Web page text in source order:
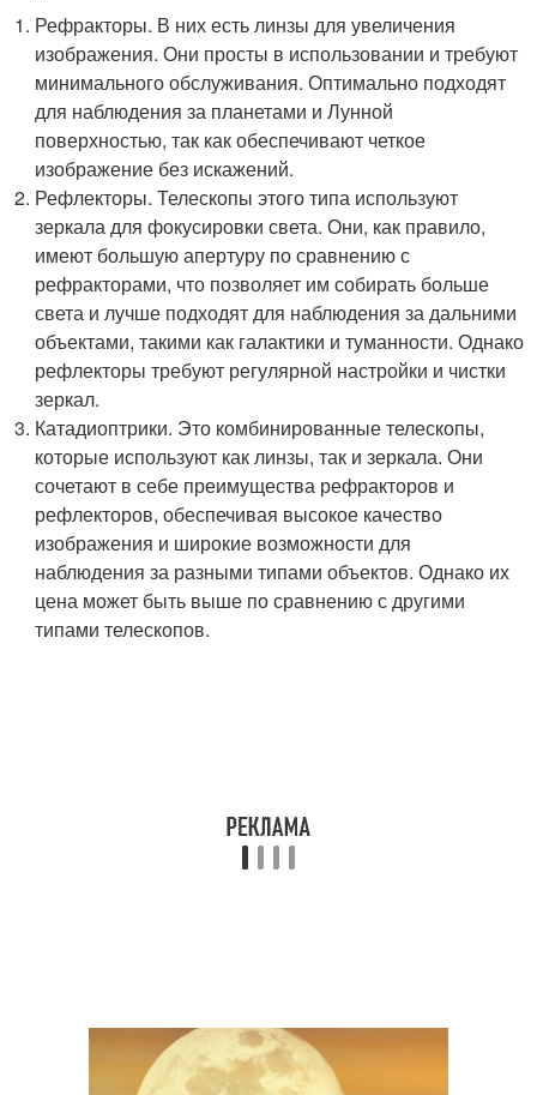
Рефракторы. В них есть линзы для увеличения
изображения. Они просты в использовании и требуют
минимального обслуживания. Оптимально подходят
для наблюдения за планетами и Лунной
поверхностью, так как обеспечивают четкое
изображение без искажений.
Рефлекторы. Телескопы этого типа используют
зеркала для фокусировки света. Они, как правило,
имеют большую апертуру по сравнению с
рефракторами, что позволяет им собирать больше
света и лучше подходят для наблюдения за дальними
объектами, такими как галактики и туманности. Однако
рефлекторы требуют регулярной настройки и чистки
зеркал.
Катадиоптрики. Это комбинированные телескопы,
которые используют как линзы, так и зеркала. Они
сочетают в себе преимущества рефракторов и
рефлекторов, обеспечивая высокое качество
изображения и широкие возможности для
наблюдения за разными типами объектов. Однако их
цена может быть выше по сравнению с другими
типами телескопов.